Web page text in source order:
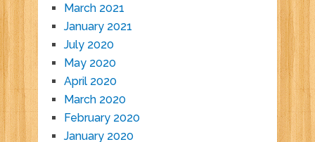
March 2021
January 2021
July 2020
May 2020
April 2020
March 2020
February 2020
January 2020